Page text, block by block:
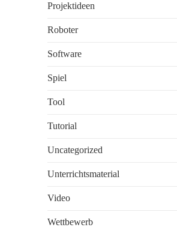
Projektideen
Roboter
Software
Spiel
Tool
Tutorial
Uncategorized
Unterrichtsmaterial
Video
Wettbewerb